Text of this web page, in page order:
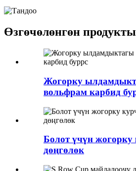
Өзгөчөлөнгөн
Жогорку
вольфрам карбид
Болот үчүн жогорку
дөңгөлөк